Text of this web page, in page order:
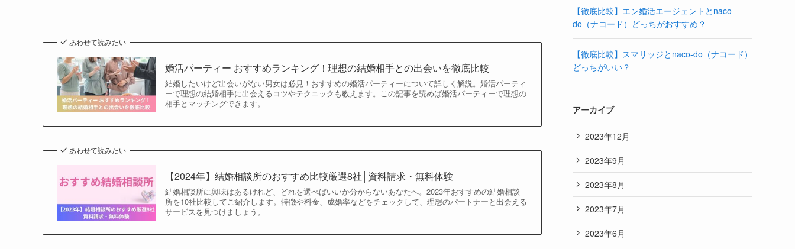
あわせて読みたい
婚活パーティー おすすめランキング！理想の結婚相手との出会いを徹底比較
結婚したいけど出会いがない男女は必見！おすすめの婚活パーティーについて詳しく解説。婚活パーティ
ーで理想の結婚相手に出会えるコツやテクニックも教えます。この記事を読めば婚活パーティーで理想の
相手とマッチングできます。
あわせて読みたい
【2024年】結婚相談所のおすすめ比較厳選8社│資料請求・無料体験
結婚相談所に興味はあるけれど、どれを選べばいいか分からないあなたへ。2023年おすすめの結婚相談
所を10社比較してご紹介します。特徴や料金、成婚率などをチェックして、理想のパートナーと出会える
サービスを見つけましょう。
【徹底比較】エン婚活エージェントとnaco-
do（ナコード）どっちがおすすめ？
【徹底比較】スマリッジとnaco-do（ナコード）
どっちがいい？
アーカイブ
2023年12月
2023年9月
2023年8月
2023年7月
2023年6月